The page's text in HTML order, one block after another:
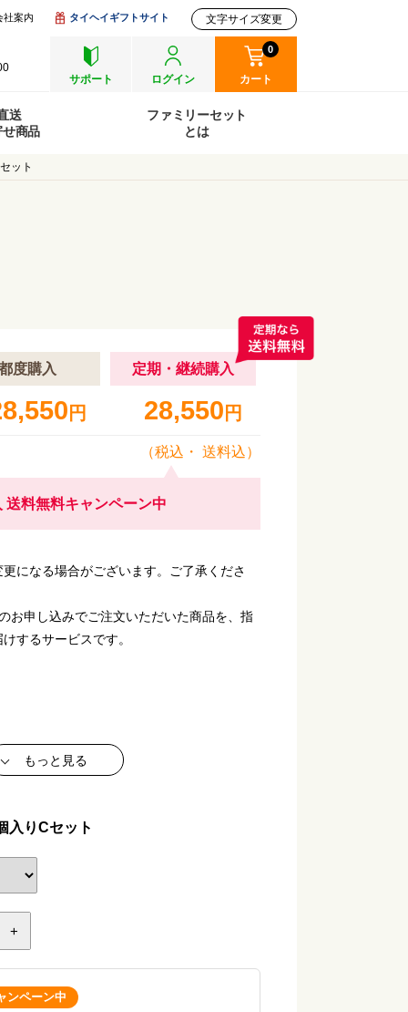
サポート
ログイン カート
0
社案内 タイヘイギフトサイト 文字サイズ変更
送
せ商品
ファミリーセット
とは
ット
度購入 定期 ・継続購入
円 28,550 円
（税込・ 送料込）
送料無料キャンペーン中
になる場合がございます。ご了承くださ
お申し込みでご注文いただいた商品を、指
するサービスです。
もっと見る
入りCセット
+
ンペーン中